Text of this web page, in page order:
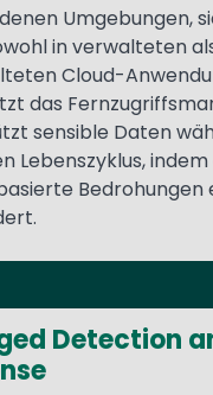
Umgebungen,
in verwalteten
Cloud-
das
sensible Daten
Lebenszyklus,
Bedrohungen
Detection